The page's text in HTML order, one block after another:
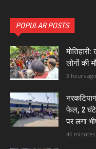
POPULAR POSTS
लोगों की
3 hours ago
फेल, 2 घंटे
पर लगा
46 minutes